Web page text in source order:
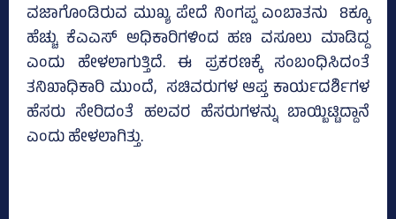
ವಜಾಗೊಂಡಿರುವ ಮುಖ್ಯ ಪೇದೆ ನಿಂಗಪ್ಪ ಎಂಬಾತನು 8ಕ್ಕೂ
ಹೆಚ್ಚು ಕೆಎಎಸ್‌ ಅಧಿಕಾರಿಗಳಿಂದ ಹಣ ವಸೂಲು ಮಾಡಿದ್ದ
ಎಂದು ಹೇಳಲಾಗುತ್ತಿದೆ. ಈ ಪ್ರಕರಣಕ್ಕೆ ಸಂಬಂಧಿಸಿದಂತೆ
ತನಿಖಾಧಿಕಾರಿ ಮುಂದೆ, ಸಚಿವರುಗಳ ಆಪ್ತ ಕಾರ್ಯದರ್ಶಿಗಳ
ಹೆಸರು ಸೇರಿದಂತೆ ಹಲವರ ಹೆಸರುಗಳನ್ನು ಬಾಯ್ಬಿಟ್ಟಿದ್ದಾನೆ
ಎಂದು ಹೇಳಲಾಗಿತ್ತು.